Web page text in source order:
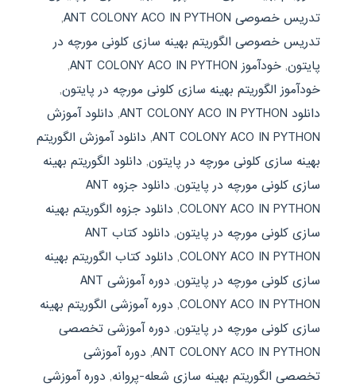
تدریس خصوصی ANT COLONY ACO IN PYTHON
,
تدریس خصوصی الگوریتم بهینه سازی کلونی مورچه در
پایتون, خودآموز ANT COLONY ACO IN PYTHON
,
خودآموز الگوریتم بهینه سازی کلونی مورچه در پایتون,
دانلود ANT COLONY ACO IN PYTHON
, دانلود آموزش
ANT COLONY ACO IN PYTHON
, دانلود آموزش الگوریتم
بهینه سازی کلونی مورچه در پایتون, دانلود الگوریتم بهینه
سازی کلونی مورچه در پایتون,
دانلود جزوه ANT
COLONY ACO IN PYTHON
, دانلود جزوه الگوریتم بهینه
سازی کلونی مورچه در پایتون,
دانلود کتاب ANT
COLONY ACO IN PYTHON
, دانلود کتاب الگوریتم بهینه
سازی کلونی مورچه در پایتون,
دوره آموزشی ANT
COLONY ACO IN PYTHON
, دوره آموزشی الگوریتم بهینه
سازی کلونی مورچه در پایتون, دوره آموزشی تخصصی
ANT COLONY ACO IN PYTHON
, دوره آموزشی
تخصصی الگوریتم بهینه سازی شعله-پروانه, دوره آموزشی